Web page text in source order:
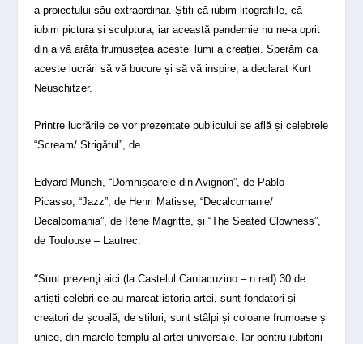
a proiectului său extraordinar. Știți că iubim litografiile, că
iubim pictura și sculptura, iar această pandemie nu ne-a oprit
din a vă arăta frumusețea acestei lumi a creației. Sperăm ca
aceste lucrări să vă bucure și să vă inspire, a declarat Kurt
Neuschitzer.
Printre lucrările ce vor prezentate publicului se află și celebrele
“Scream/ Strigătul”, de
Edvard Munch, “Domnișoarele din Avignon”, de Pablo
Picasso, “Jazz”, de Henri Matisse, “Decalcomanie/
Decalcomania”, de Rene Magritte, și “The Seated Clowness”,
de Toulouse – Lautrec.
“Sunt prezenţi aici (la Castelul Cantacuzino – n.red) 30 de
artiști celebri ce au marcat istoria artei, sunt fondatori și
creatori de școală, de stiluri, sunt stâlpi și coloane frumoase și
unice, din marele templu al artei universale. Iar pentru iubitorii